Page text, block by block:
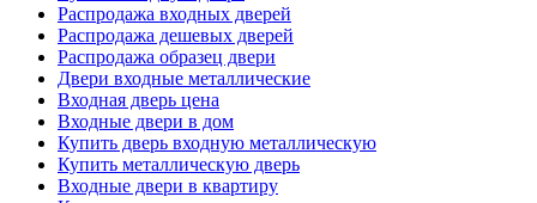
Распродажа входных дверей
Распродажа дешевых дверей
Распродажа образец двери
Двери входные металлические
Входная дверь цена
Входные двери в дом
Купить дверь входную металлическую
Купить металлическую дверь
Входные двери в квартиру